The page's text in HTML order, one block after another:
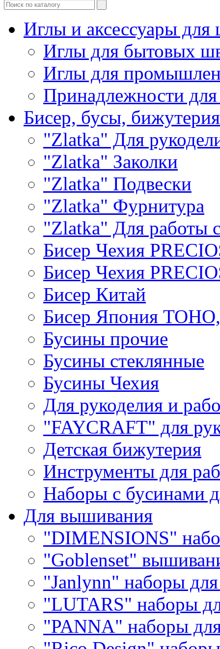
Иглы и аксессуары
Иглы для бытовых
Иглы для
Принадлежности
Бисер, бусы, бижутерия
"Zlatka" Для
"Zlatka" Заколки
"Zlatka" Подвески
"Zlatka" Фурнитура
"Zlatka" Для работы
Бисер Чехия
Бисер Чехия
Бисер Китай
Бисер Япония
Бусины прочие
Бусины стеклянные
Бусины Чехия
Для рукоделия и
"FAYCRAFT" для
Детская бижутерия
Инструменты для
Наборы с бусинами
Для вышивания
"DIMENSIONS"
"Goblenset"
"Janlynn" наборы
"LUTARS" наборы
"PANNA" наборы